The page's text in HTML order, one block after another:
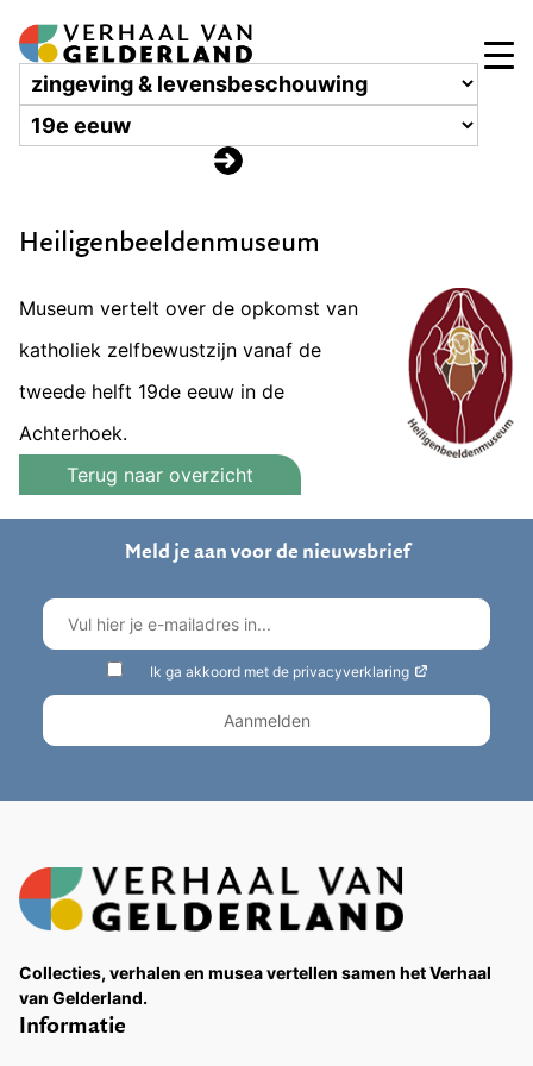
Heiligenbeeldenmuseum
Museum vertelt over de opkomst van
katholiek zelfbewustzijn vanaf de
tweede helft 19de eeuw in de
Achterhoek.
Terug naar overzicht
Meld je aan voor de nieuwsbrief
Ik ga akkoord met de privacyverklaring
Collecties, verhalen en musea vertellen samen het Verhaal
van Gelderland.
Informatie